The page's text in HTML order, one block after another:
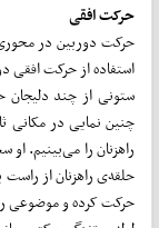
حرکت افقی
حرکت دوربین در
استفاده از حرکت افقی
ستونی از چند دلیجان
چنین نمایی در مکانی
راهزنان را می‌بینیم.
حلقه‌ی راهزنان از
حرکت کرده و موضوعی را